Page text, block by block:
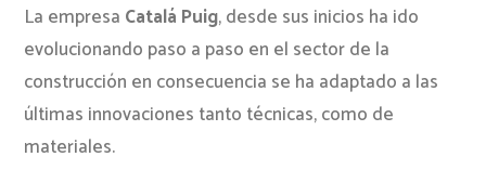
La empresa Catalá Puig, desde sus inicios ha ido
evolucionando paso a paso en el sector de la
construcción en consecuencia se ha adaptado a las
últimas innovaciones tanto técnicas, como de
materiales.